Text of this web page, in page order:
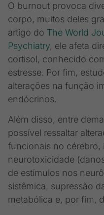
O burnout provoca
corpo, muitos deles
artigo do The World
Psychiatry, ele afeta
cortisol, conhecido
estresse. Por fim,
alterações na função
endócrinos.
Além disso, entre
possível ressaltar
funcionais no cérebro,
neurotoxicidade
de estímulos nos
sistêmica, supressão
metabólica e, por fim,